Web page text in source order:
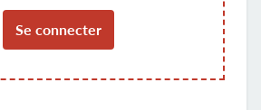
Se connecter